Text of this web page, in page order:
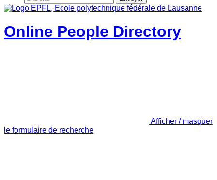
Online People Directory
Afficher / masquer
le formulaire de recherche